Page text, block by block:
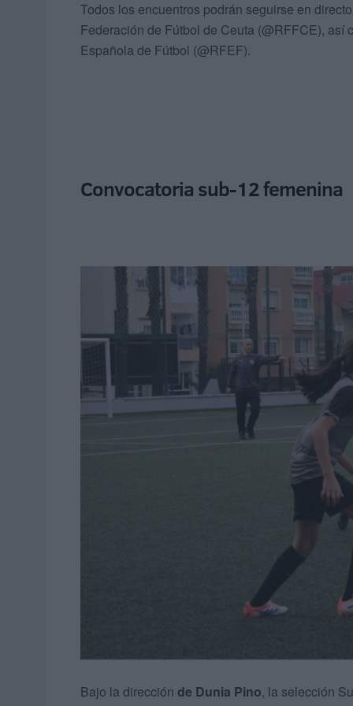
Todos los encuentros podrán seguirse en
Federación de Fútbol de Ceuta (@RFFCE),
Española de Fútbol (@RFEF).
Convocatoria sub-12 femenina
Bajo la dirección de Dunia Pino, la selección